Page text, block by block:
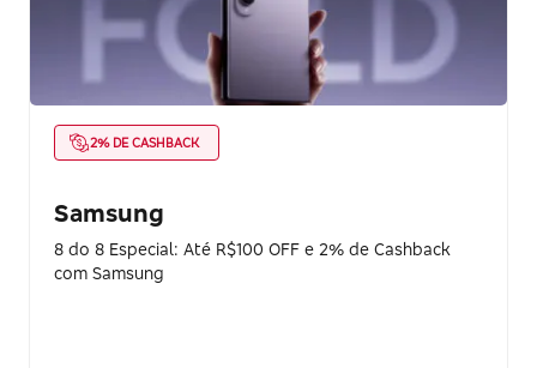
2% DE CASHBACK
Samsung
8 do 8 Especial: Até R$100 OFF e 2% de Cashback
com Samsung